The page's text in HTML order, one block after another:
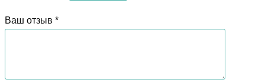
Ваш отзыв *